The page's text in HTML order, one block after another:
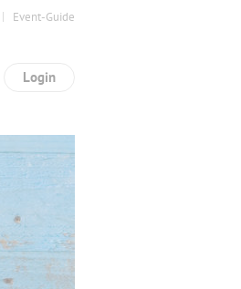
Event-Guide
Login